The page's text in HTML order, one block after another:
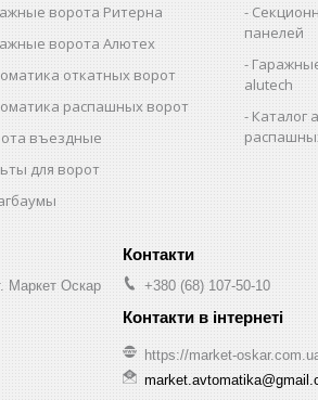
ворота Ритерна
ворота Алютех
откатных ворот
распашных ворот
въездные
для ворот
панелей
alutech
Каталог
Маркет Оскар +380 (68) 107-50-10
https://market-